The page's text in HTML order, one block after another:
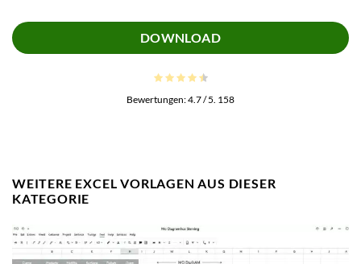
DOWNLOAD
Bewertungen:4.7/ 5. 158
WEITERE EXCEL VORLAGEN AUS DIESER
KATEGORIE